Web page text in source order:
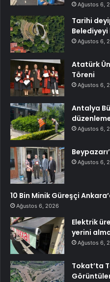
Ağustos 6,
Tarihi
Belediyeyi
Ağustos 6,
Atatürk
Töreni
Ağustos 6,
Antalya
Ağustos 6,
Ağustos 6,
10 Bin Minik Güreşçi
Ağustos 6, 2026
Elektrik
yerini
Ağustos 6,
Tokat’ta